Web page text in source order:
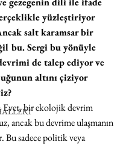
yüzleştiriyor
salt karamsar bir
bu. Sergi bu yönüyle
de talep ediyor ve
altını çiziyor
Evet, bir ekolojik devrim
ancak bu devrime ulaşmanın
Bu sadece politik veya